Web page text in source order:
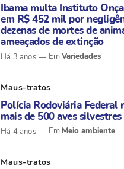
Ibama multa Instituto
em R$ 452 mil por
dezenas de mortes de
ameaçados de extinção
Há 3 anos Variedades
Maus-tratos
Polícia Rodoviária Federal
mais de 500 aves
Há 4 anos Meio ambiente
Maus-tratos